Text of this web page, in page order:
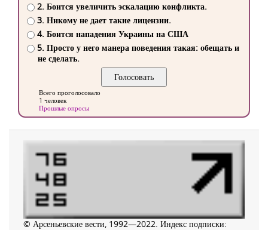
2. Боится увеличить эскалацию конфликта.
3. Никому не дает такие лицензии.
4. Боится нападения Украины на США
5. Просто у него манера поведения такая: обещать и
не сделать.
Всего проголосовало
1 человек
Прошлые опросы
© Арсеньевские вести, 1992—2022. Индекс подписки: